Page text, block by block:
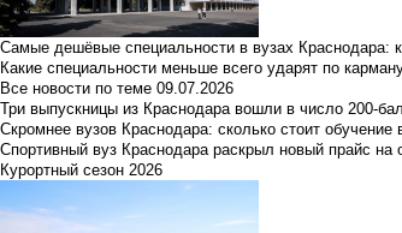
Самые дешёвые специальности в вузах Краснодара:
Какие специальности меньше всего ударят по
Все новости по теме 09.07.2026
Три выпускницы из Краснодара вошли в число 200-
Скромнее вузов Краснодара: сколько стоит обучение
Спортивный вуз Краснодара раскрыл новый прайс на
Курортный сезон 2026